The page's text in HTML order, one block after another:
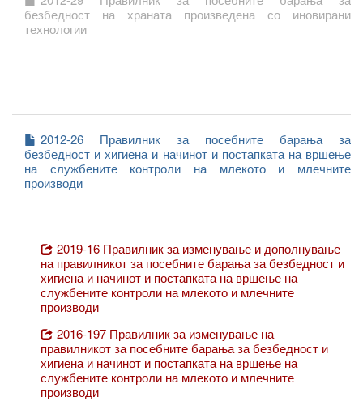
безбедност на храната произведена со иновирани
технологии
2012-26 Правилник за посебните барања за
безбедност и хигиена и начинот и постапката на вршење
на службените контроли на млекото и млечните
производи
2019-16 Правилник за изменување и дополнување
на правилникот за посебните барања за безбедност и
хигиена и начинот и постапката на вршење на
службените контроли на млекото и млечните
производи
2016-197 Правилник за изменување на
правилникот за посебните барања за безбедност и
хигиена и начинот и постапката на вршење на
службените контроли на млекото и млечните
производи